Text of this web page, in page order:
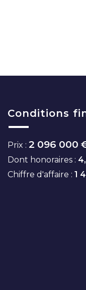
Conditions
Prix : 2 096 000
Dont honoraires :
Chiffre d'affaire : 1